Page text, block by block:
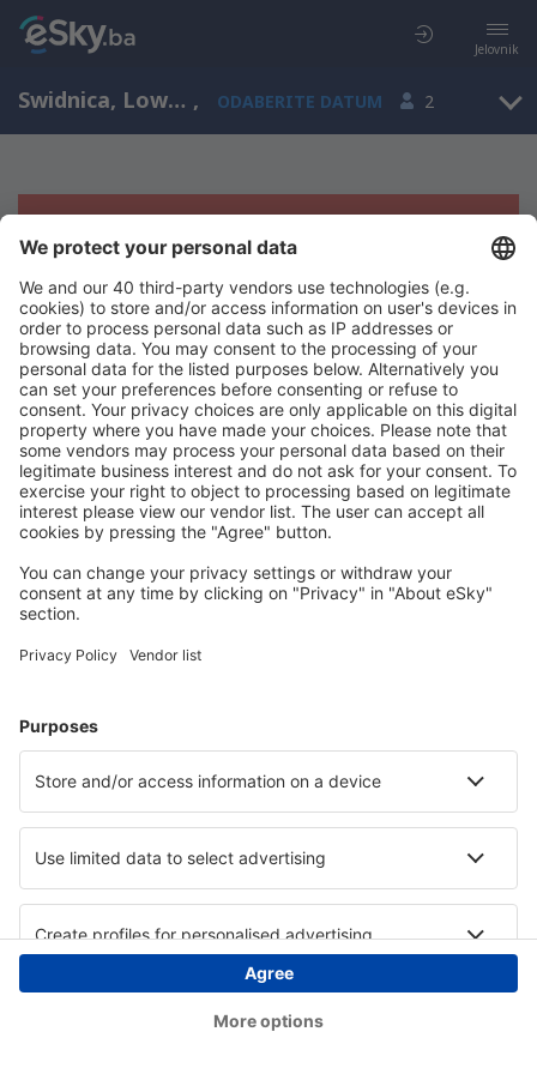
Jelovnik
Swidnica, Lower Silesia, Poljska , ODABERITE DATUM 2
Žao nam je, ne možemo da prikažemo
rezultate
Pokušajte još jednom kad izaberete druge kriterijume
Copyright © eSky.ba. Sva prava zadržana.